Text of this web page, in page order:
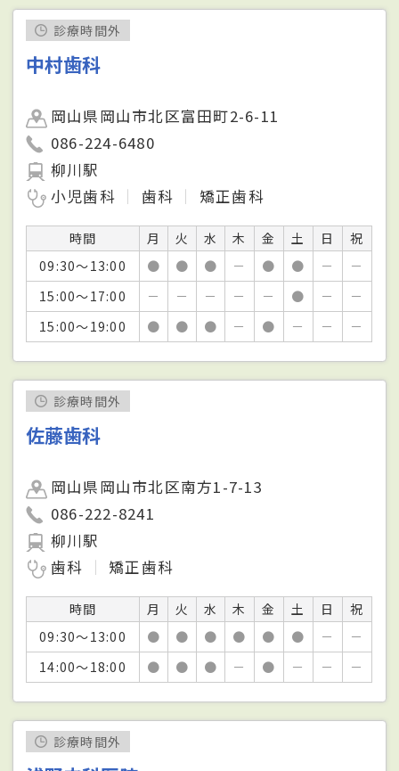
診療時間外
中村歯科
岡山県岡山市北区富田町2-6-11
086-224-6480
柳川駅
小児歯科
歯科 矯正歯科
時間 月 火 水 木 金 土 日
祝
09:30～13:00
● ● ● － ● ● －
－
15:00～17:00
－ － － － － ● －
－
15:00～19:00
● ● ● － ● － － －
診療時間外
佐藤歯科
岡山県岡山市北区南方1-7-13
086-222-8241
柳川駅
歯科
矯正歯科
時間 月 火 水 木 金 土 日
祝
09:30～13:00
● ● ● ● ● ● －
－
14:00～18:00
● ● ● － ● － － －
診療時間外